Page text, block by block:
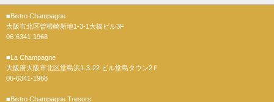
■Bistro Champagne
大阪市北区曽根崎新地1-3-1大橋ビル3F
06-6341-1968
■La Champagne
大阪府大阪市北区堂島浜1-3-22 ビル堂島タウン2Ｆ
06-6341-1968
■Bistro Champagne Tresors